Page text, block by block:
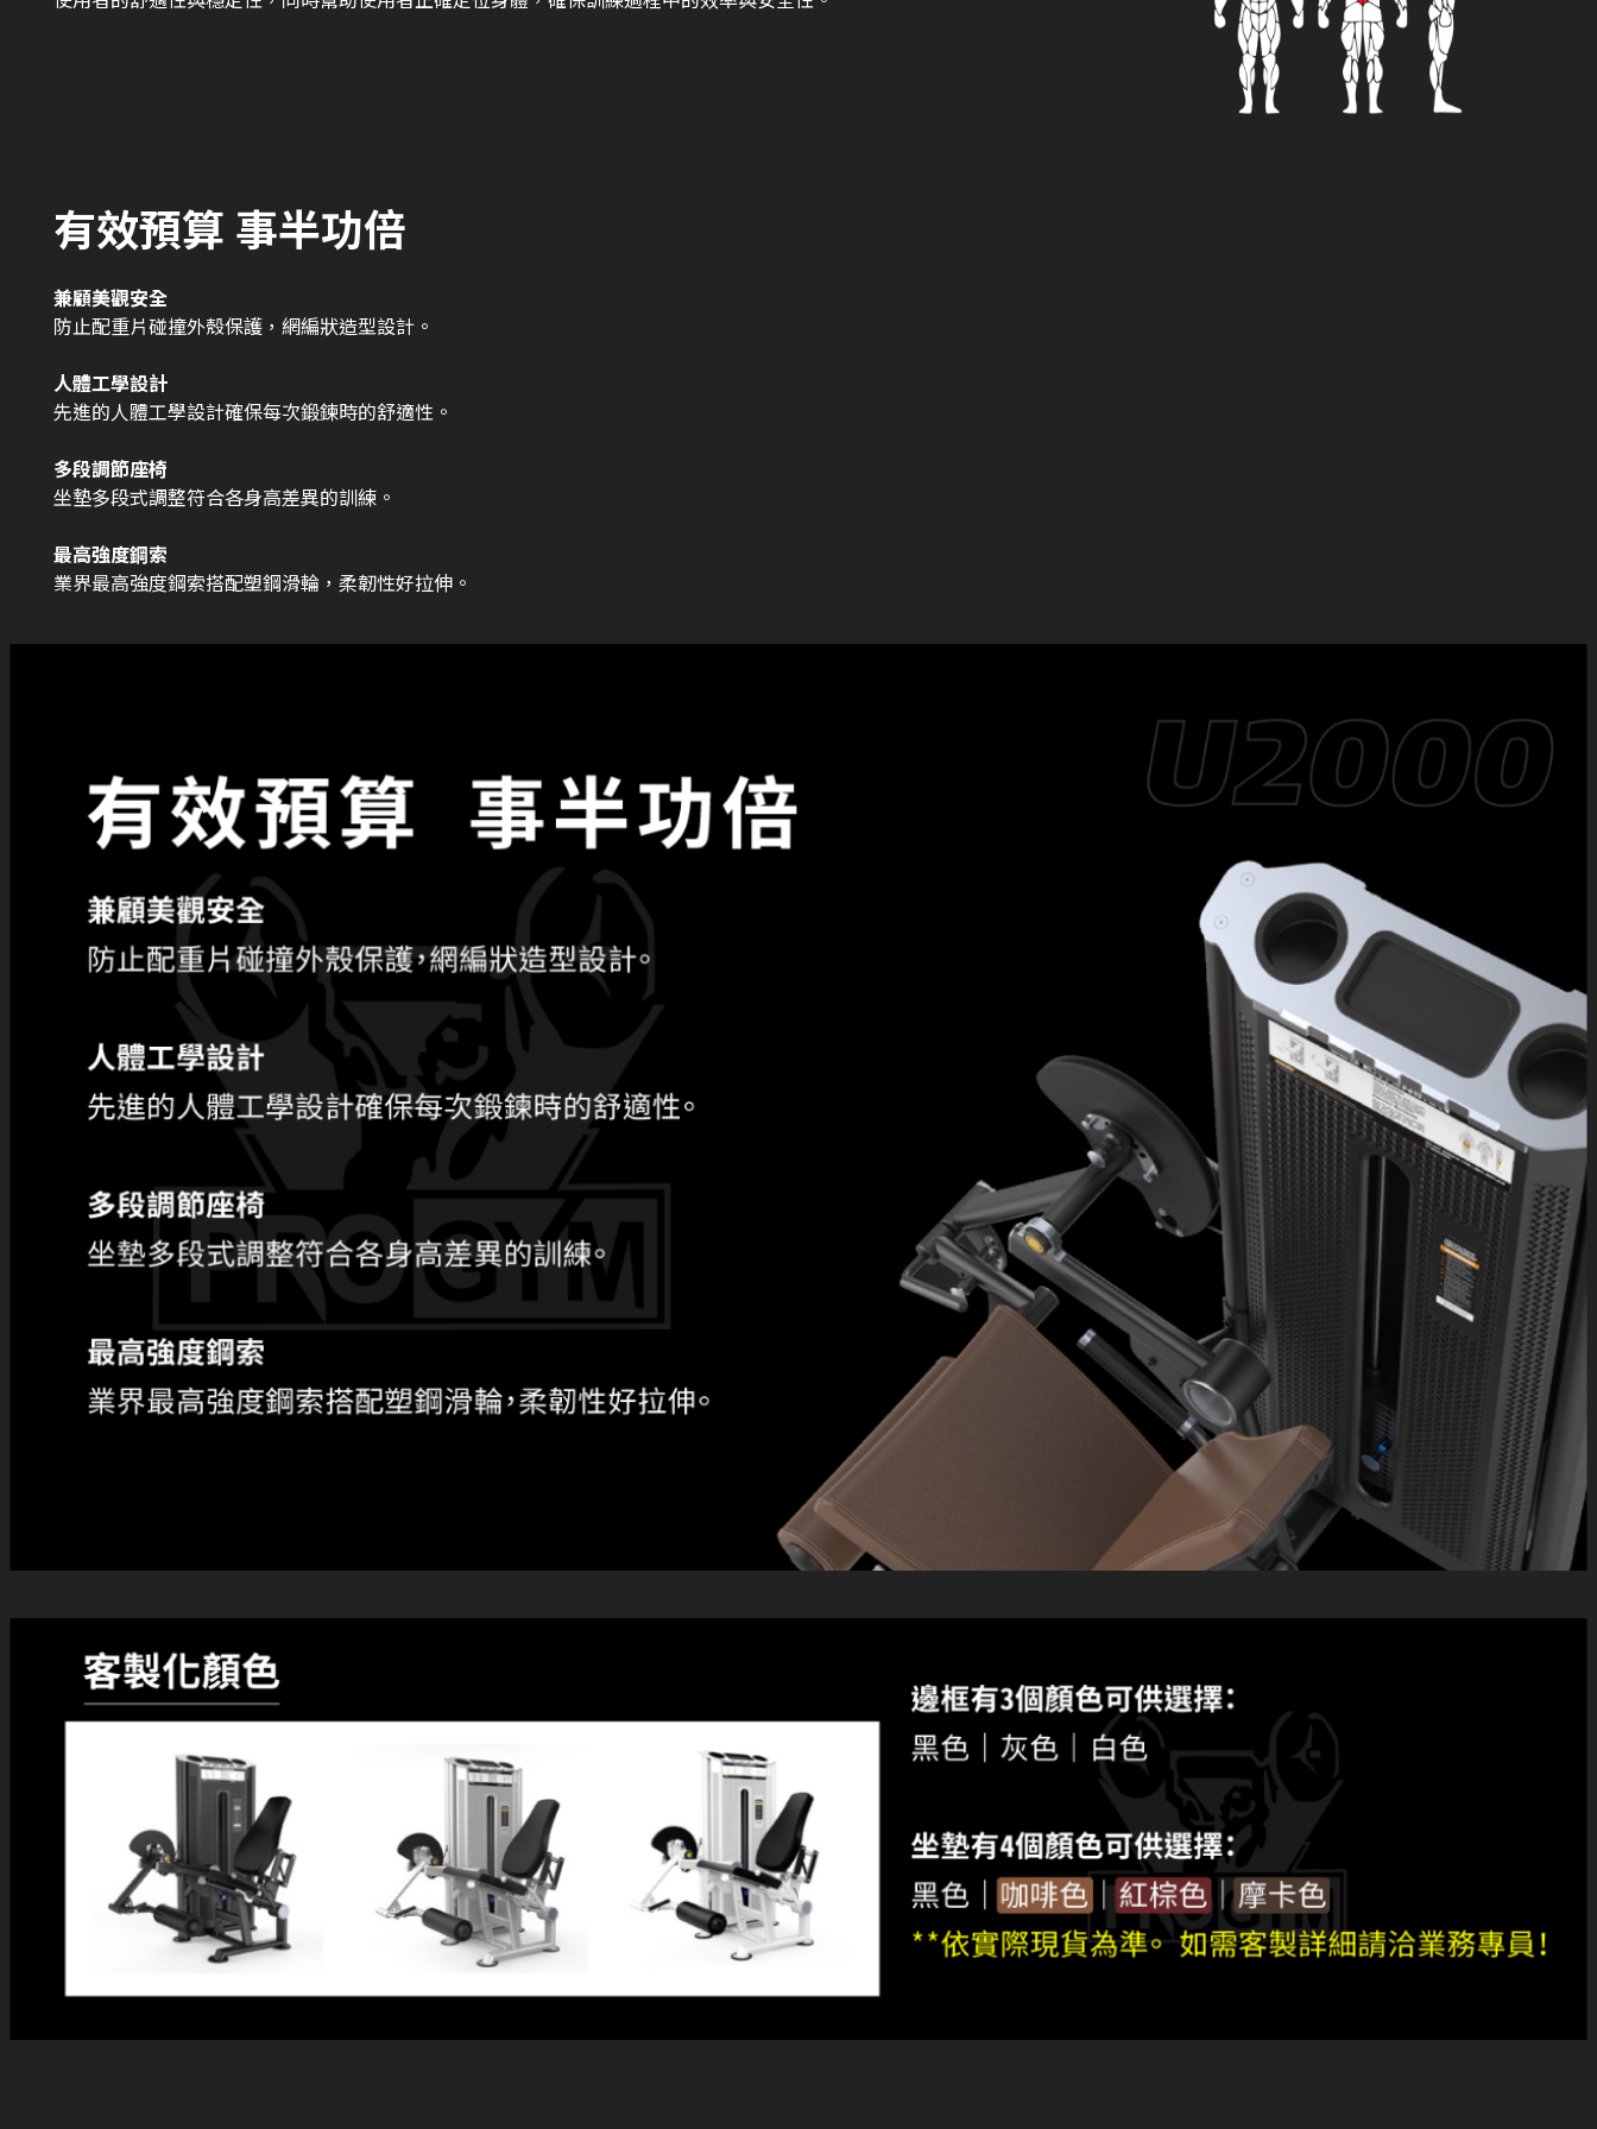
有效預算 事半功倍
兼顧美觀安全
防止配重片碰撞外殼保護，網編狀造型設計。
人體工學設計
先進的人體工學設計確保每次鍛鍊時的舒適性。
多段調節座椅
坐墊多段式調整符合各身高差異的訓練。
最高強度鋼索
業界最高強度鋼索搭配塑鋼滑輪，柔韌性好拉伸。